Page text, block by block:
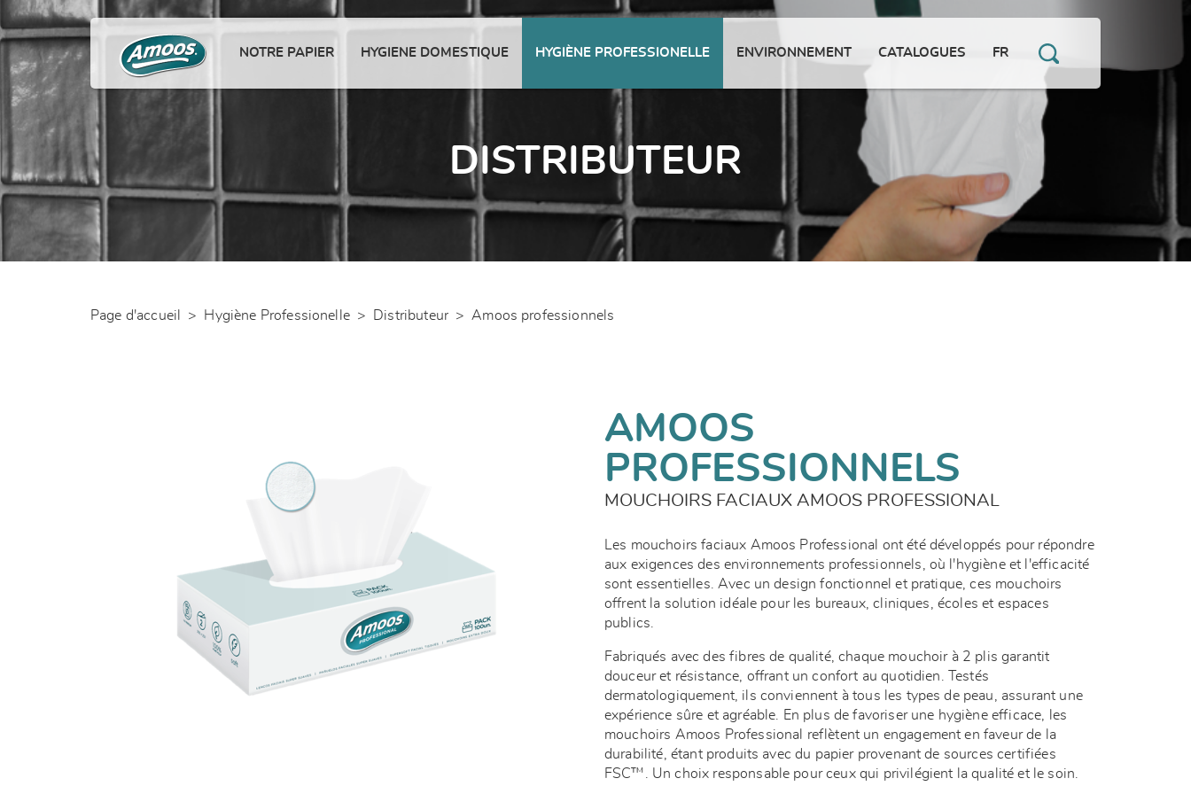
NOTRE PAPIER HYGIENE DOMESTIQUE HYGIÈNE PROFESSIONELLE ENVIRONNEMENT CATALOGUES FR
DISTRIBUTEUR
Page d'accueil > Hygiène Professionelle > Distributeur > Amoos professionnels
AMOOS
PROFESSIONNELS
MOUCHOIRS FACIAUX AMOOS PROFESSIONAL
Les mouchoirs faciaux Amoos Professional ont été développés pour répondre
aux exigences des environnements professionnels, où l'hygiène et l'efficacité
sont essentielles. Avec un design fonctionnel et pratique, ces mouchoirs
offrent la solution idéale pour les bureaux, cliniques, écoles et espaces
publics.
Fabriqués avec des fibres de qualité, chaque mouchoir à 2 plis garantit
douceur et résistance, offrant un confort au quotidien. Testés
dermatologiquement, ils conviennent à tous les types de peau, assurant une
expérience sûre et agréable. En plus de favoriser une hygiène efficace, les
mouchoirs Amoos Professional reflètent un engagement en faveur de la
durabilité, étant produits avec du papier provenant de sources certifiées
FSC™. Un choix responsable pour ceux qui privilégient la qualité et le soin.